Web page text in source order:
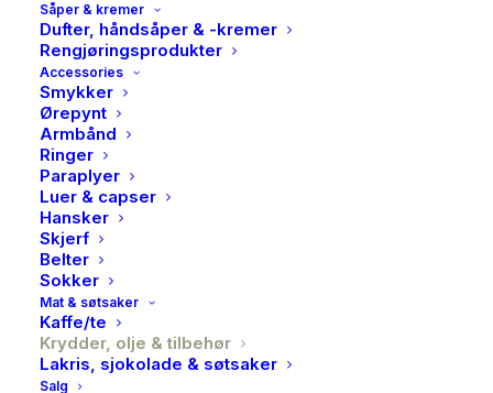
Såper & kremer
Dufter, håndsåper & -kremer
Rengjøringsprodukter
Accessories
Smykker
Ørepynt
Armbånd
Ringer
Paraplyer
Luer & capser
Hansker
Skjerf
Belter
Sokker
Mat & søtsaker
Kaffe/te
Krydder, olje & tilbehør
Lakris, sjokolade & søtsaker
Salg
Nicolas Vahe, Soya sauce